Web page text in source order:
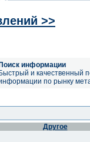
>>
Поиск информации
Быстрый и качественный
по рынку
Другое